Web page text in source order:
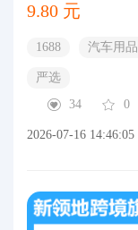
9.80 元
1688 汽车用品
严选
34
0
2026-07-16 14:46:05